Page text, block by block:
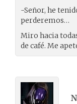
-Señor, he
perderemos…
Miro hacia
de café. Me